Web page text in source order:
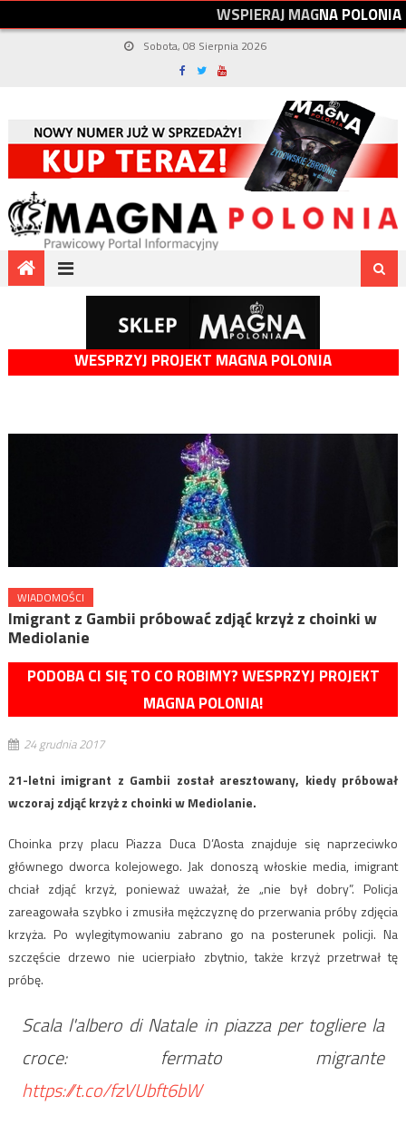
WSPIERAJMAGNAPOLONIA
Sobota, 08 Sierpnia 2026
WESPRZYJ PROJEKT MAGNA POLONIA
WIADOMOŚCI
Imigrant z Gambii próbować zdjąć krzyż z choinki w
Mediolanie
PODOBA CI SIĘ TO CO ROBIMY? WESPRZYJ PROJEKT
MAGNA POLONIA!
24 grudnia 2017
21-letni imigrant z Gambii został aresztowany, kiedy próbował
wczoraj zdjąć krzyż z choinki w Mediolanie.
Choinka przy placu Piazza Duca D’Aosta znajduje się naprzeciwko
głównego dworca kolejowego. Jak donoszą włoskie media, imigrant
chciał zdjąć krzyż, ponieważ uważał, że „nie był dobry”. Policja
zareagowała szybko i zmusiła mężczyznę do przerwania próby zdjęcia
krzyża. Po wylegitymowaniu zabrano go na posterunek policji. Na
szczęście drzewo nie ucierpiało zbytnio, także krzyż przetrwał tę
próbę.
Scala l'albero di Natale in piazza per togliere la
croce: fermato migrante
https://t.co/fzVUbft6bW